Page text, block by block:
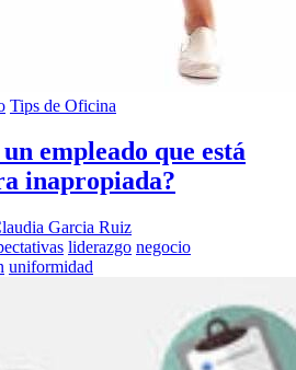
Tips de Oficina
empleado que está
inapropiada?
Garcia Ruiz
liderazgo negocio
uniformidad